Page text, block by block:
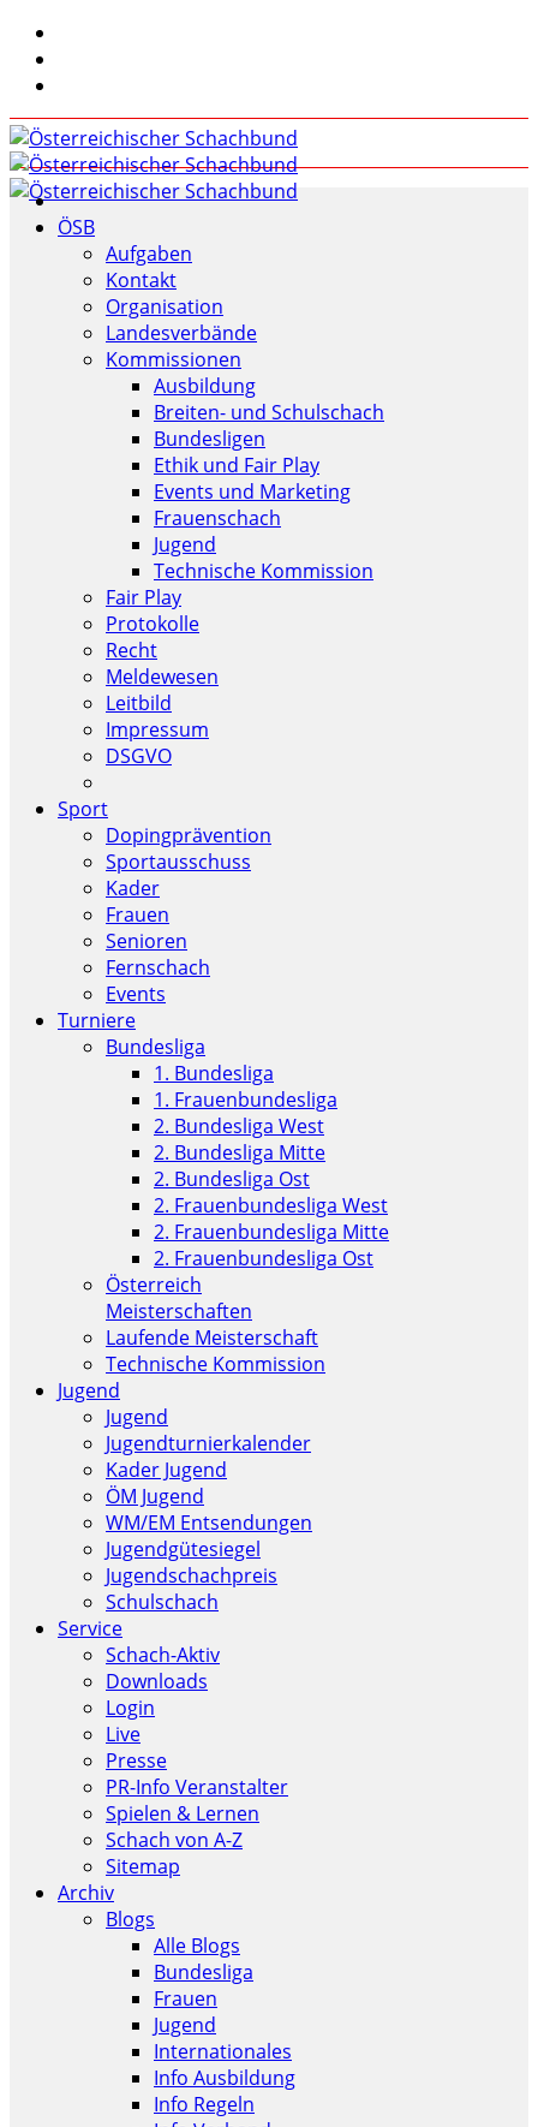
ÖSB
Aufgaben
Kontakt
Organisation
Landesverbände
Kommissionen
Ausbildung
Breiten- und Schulschach
Bundesligen
Ethik und Fair Play
Events und Marketing
Frauenschach
Jugend
Technische Kommission
Fair Play
Protokolle
Recht
Meldewesen
Leitbild
Impressum
DSGVO
Sport
Dopingprävention
Sportausschuss
Kader
Frauen
Senioren
Fernschach
Events
Turniere
Bundesliga
1. Bundesliga
1. Frauenbundesliga
2. Bundesliga West
2. Bundesliga Mitte
2. Bundesliga Ost
2. Frauenbundesliga West
2. Frauenbundesliga Mitte
2. Frauenbundesliga Ost
Österreich
Meisterschaften
Laufende Meisterschaft
Technische Kommission
Jugend
Jugend
Jugendturnierkalender
Kader Jugend
ÖM Jugend
WM/EM Entsendungen
Jugendgütesiegel
Jugendschachpreis
Schulschach
Service
Schach-Aktiv
Downloads
Login
Live
Presse
PR-Info Veranstalter
Spielen & Lernen
Schach von A-Z
Sitemap
Archiv
Blogs
Alle Blogs
Bundesliga
Frauen
Jugend
Internationales
Info Ausbildung
Info Regeln